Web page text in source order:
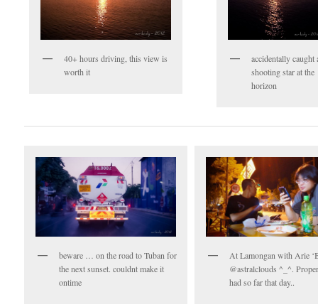
40+ hours driving, this view is
worth it
accidentally caught
shooting star at the
horizon
beware … on the road to Tuban for
the next sunset. couldnt make it
ontime
At Lamongan with Arie
@astralclouds ^_^.
had so far that day..